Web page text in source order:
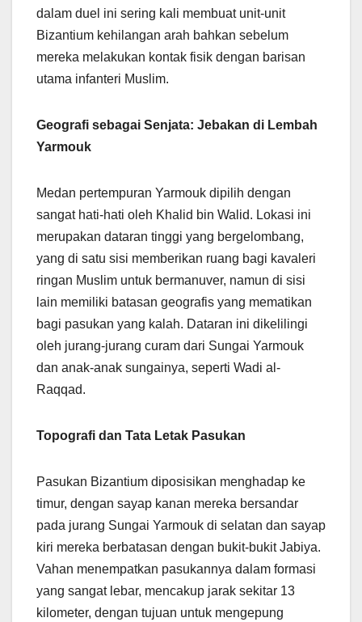
dalam duel ini sering kali membuat unit-unit
Bizantium kehilangan arah bahkan sebelum
mereka melakukan kontak fisik dengan barisan
utama infanteri Muslim.
Geografi sebagai Senjata: Jebakan di Lembah
Yarmouk
Medan pertempuran Yarmouk dipilih dengan
sangat hati-hati oleh Khalid bin Walid. Lokasi ini
merupakan dataran tinggi yang bergelombang,
yang di satu sisi memberikan ruang bagi kavaleri
ringan Muslim untuk bermanuver, namun di sisi
lain memiliki batasan geografis yang mematikan
bagi pasukan yang kalah. Dataran ini dikelilingi
oleh jurang-jurang curam dari Sungai Yarmouk
dan anak-anak sungainya, seperti Wadi al-
Raqqad.
Topografi dan Tata Letak Pasukan
Pasukan Bizantium diposisikan menghadap ke
timur, dengan sayap kanan mereka bersandar
pada jurang Sungai Yarmouk di selatan dan sayap
kiri mereka berbatasan dengan bukit-bukit Jabiya.
Vahan menempatkan pasukannya dalam formasi
yang sangat lebar, mencakup jarak sekitar 13
kilometer, dengan tujuan untuk mengepung